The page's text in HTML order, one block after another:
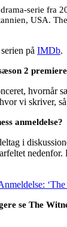
serie fra
USA.
på IMDb.
2
hvornår
vi skriver,
anmeldelse?
i
nedenfor.
‘The
se The